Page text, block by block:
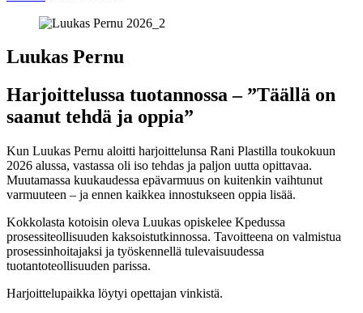
Luukas Pernu
Harjoittelussa tuotannossa – ”Täällä on
saanut tehdä ja oppia”
Kun Luukas Pernu aloitti harjoittelunsa Rani Plastilla toukokuun
2026 alussa, vastassa oli iso tehdas ja paljon uutta opittavaa.
Muutamassa kuukaudessa epävarmuus on kuitenkin vaihtunut
varmuuteen – ja ennen kaikkea innostukseen oppia lisää.
Kokkolasta kotoisin oleva Luukas opiskelee Kpedussa
prosessiteollisuuden kaksoistutkinnossa. Tavoitteena on valmistua
prosessinhoitajaksi ja työskennellä tulevaisuudessa
tuotantoteollisuuden parissa.
Harjoittelupaikka löytyi opettajan vinkistä.